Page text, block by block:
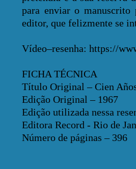
para enviar o
editor, que felizmente se
Vídeo–resenha: https://
FICHA TÉCNICA
Título Original – Cien
Edição Original – 1967
Edição utilizada nessa
Editora Record - Rio de
Número de páginas – 396